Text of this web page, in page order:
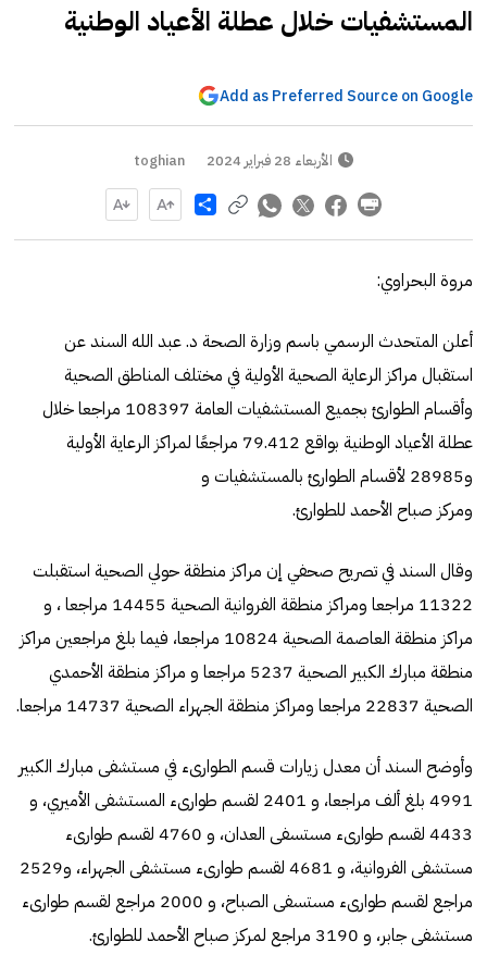
المستشفيات خلال عطلة الأعياد الوطنية
Add as Preferred Source on Google
الأربعاء 28 فبراير 2024 toghian
Share
مروة البحراوي:
أعلن المتحدث الرسمي باسم وزارة الصحة د. عبد الله السند عن
استقبال مراكز الرعاية الصحية الأولية في مختلف المناطق الصحية
وأقسام الطوارئ بجميع المستشفيات العامة 108397 مراجعا خلال
عطلة الأعياد الوطنية بواقع 79.412 مراجعًا لمراكز الرعاية الأولية
و28985 لأقسام الطوارئ بالمستشفيات و
ومركز صباح الأحمد للطوارئ.
وقال السند في تصريح صحفي إن مراكز منطقة حولي الصحية استقبلت
11322 مراجعا ومراكز منطقة الفروانية الصحية 14455 مراجعا ، و
مراكز منطقة العاصمة الصحية 10824 مراجعا، فيما بلغ مراجعين مراكز
منطقة مبارك الكبير الصحية 5237 مراجعا و مراكز منطقة الأحمدي
الصحية 22837 مراجعا ومراكز منطقة الجهراء الصحية 14737 مراجعا.
وأوضح السند أن معدل زيارات قسم الطوارىء في مستشفى مبارك الكبير
4991 بلغ ألف مراجعا، و 2401 لقسم طوارىء المستشفى الأميري، و
4433 لقسم طوارىء مستسفى العدان، و 4760 لقسم طوارىء
مستشفى الفروانية، و 4681 لقسم طوارىء مستشفى الجهراء، و2529
مراجع لقسم طوارىء مستسفى الصباح، و 2000 مراجع لقسم طوارىء
مستشفى جابر، و 3190 مراجع لمركز صباح الأحمد للطوارئ.